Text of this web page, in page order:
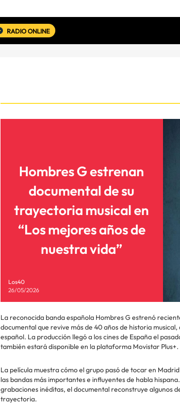
RADIO ONLINE
Hombres G estrenan
documental de su
trayectoria musical en
“Los mejores años de
nuestra vida”
Los40
26/05/2026
La reconocida banda española Hombres G estrenó
documental que revive más de 40 años de historia
español. La producción llegó a los cines de España el
también estará disponible en la plataforma Movistar Plus+.
La película muestra cómo el grupo pasó de tocar en
las bandas más importantes e influyentes de habla
grabaciones inéditas, el documental reconstruye algunos
trayectoria.